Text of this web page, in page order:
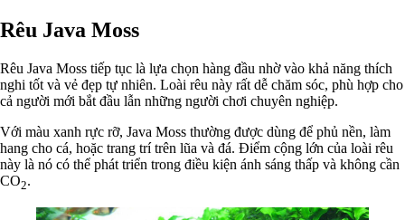
Rêu Java Moss
Rêu Java Moss tiếp tục là lựa chọn hàng đầu nhờ vào khả năng thích
nghi tốt và vẻ đẹp tự nhiên. Loài rêu này rất dễ chăm sóc, phù hợp cho
cả người mới bắt đầu lẫn những người chơi chuyên nghiệp.
Với màu xanh rực rỡ, Java Moss thường được dùng để phủ nền, làm
hang cho cá, hoặc trang trí trên lũa và đá. Điểm cộng lớn của loài rêu
này là nó có thể phát triển trong điều kiện ánh sáng thấp và không cần
CO2.